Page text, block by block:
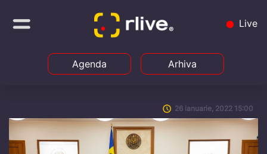
Live
Agenda Arhiva
26 ianuarie, 2022 15:00